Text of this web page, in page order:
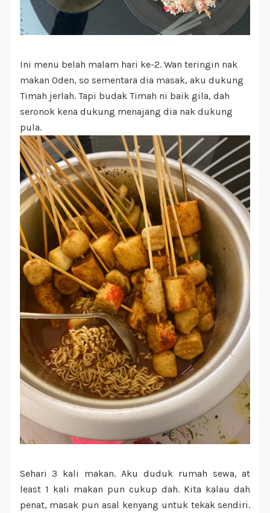
Ini menu belah malam hari ke-2. Wan teringin nak
makan Oden, so sementara dia masak, aku dukung
Timah jerlah. Tapi budak Timah ni baik gila, dah
seronok kena dukung menajang dia nak dukung
pula.
Sehari 3 kali makan. Aku duduk rumah sewa, at
least 1 kali makan pun cukup dah. Kita kalau dah
penat, masak pun asal kenyang untuk tekak sendiri.